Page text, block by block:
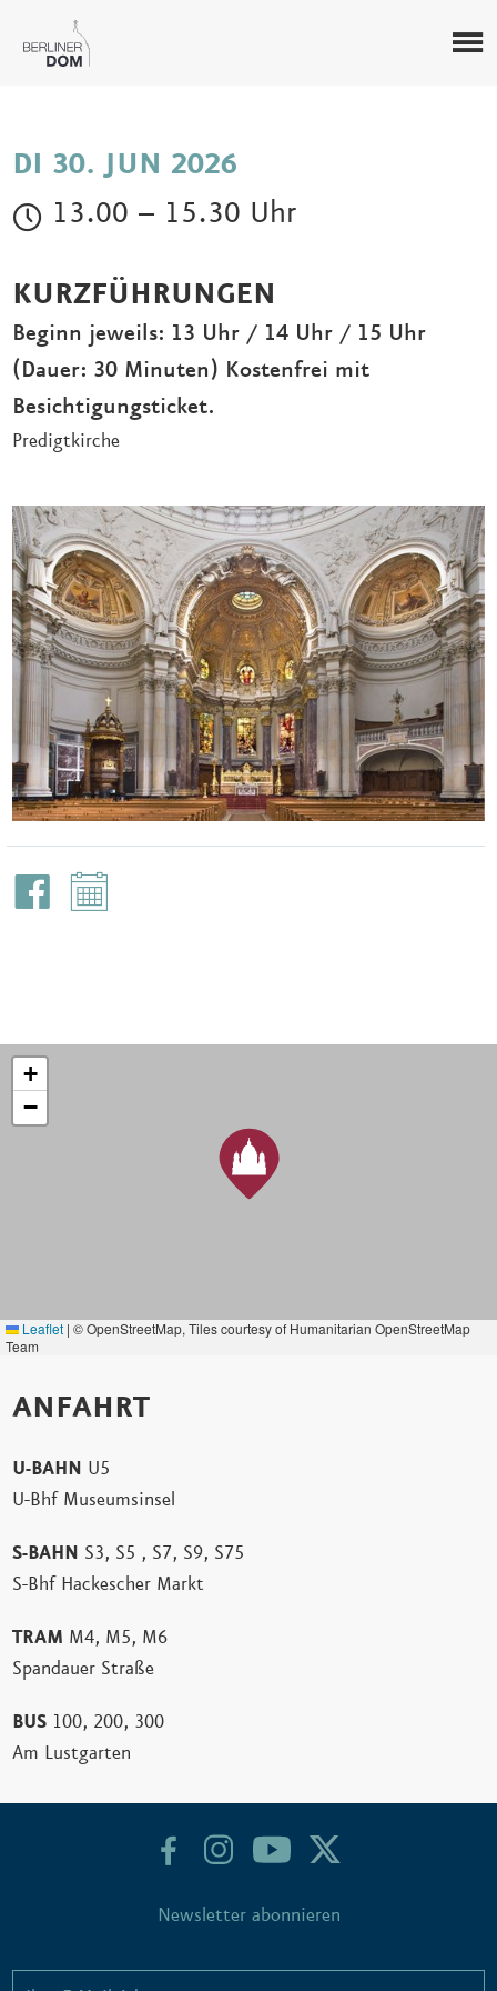
DI 30. JUN 2026
13.00 – 15.30 Uhr
KURZFÜHRUNGEN
Beginn jeweils: 13 Uhr / 14 Uhr / 15 Uhr
(Dauer: 30 Minuten) Kostenfrei mit
Besichtigungsticket.
Predigtkirche
+
−
Leaflet | © OpenStreetMap, Tiles courtesy of Humanitarian OpenStreetMap
Team
ANFAHRT
U-BAHN U5
U-Bhf Museumsinsel
S-BAHN S3, S5 , S7, S9, S75
S-Bhf Hackescher Markt
TRAM M4, M5, M6
Spandauer Straße
BUS 100, 200, 300
Am Lustgarten
Newsletter abonnieren